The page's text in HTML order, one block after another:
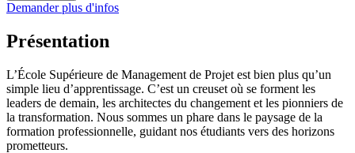
Demander plus d'infos
Présentation
L’École Supérieure de Management de Projet est bien plus qu’un
simple lieu d’apprentissage. C’est un creuset où se forment les
leaders de demain, les architectes du changement et les pionniers de
la transformation. Nous sommes un phare dans le paysage de la
formation professionnelle, guidant nos étudiants vers des horizons
prometteurs.